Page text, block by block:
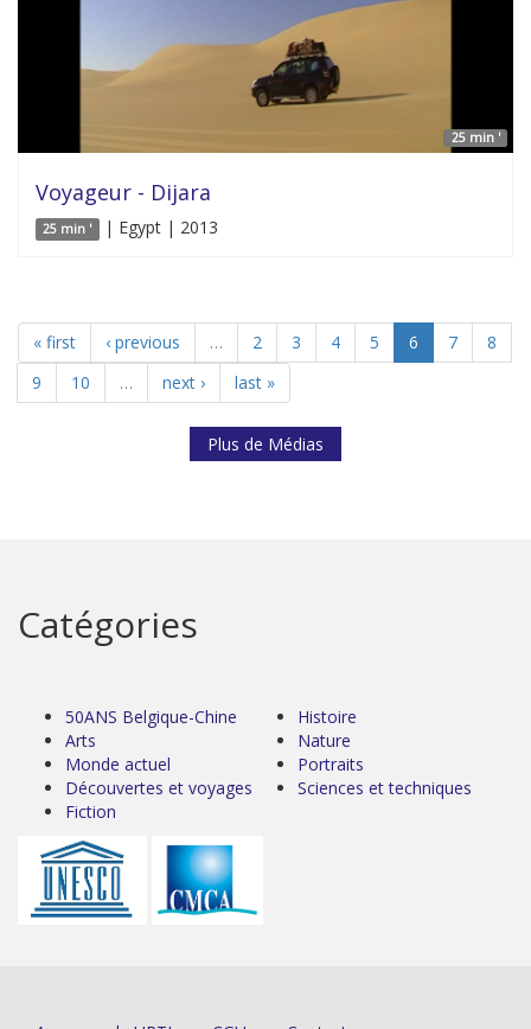
25 min '
Voyageur - Dijara
25 min ' | Egypt | 2013
« first ‹ previous … 2 3 4 5 6 7
8
9
10 … next › last »
Plus de Médias
Catégories
50ANS Belgique-Chine
Arts
Monde actuel
Découvertes et voyages
Fiction
Histoire
Nature
Portraits
Sciences et techniques